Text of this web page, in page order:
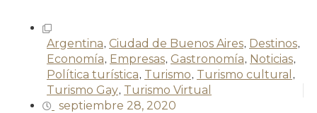
Argentina, Ciudad de Buenos Aires, Destinos,
Economía, Empresas, Gastronomía, Noticias,
Política turística, Turismo, Turismo cultural ,
Turismo Gay, Turismo Virtual
septiembre 28, 2020